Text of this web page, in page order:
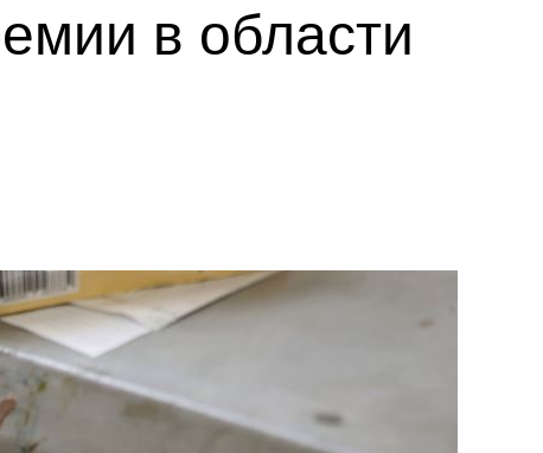
в области